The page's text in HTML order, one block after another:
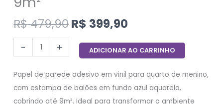
R$479,90R$ 399,90
- + ADICIONAR AO CARRINHO
Papel de parede adesivo em vinil para quarto de menino,
com estampa de balões em fundo azul aquarela,
cobrindo até 9m². Ideal para transformar o ambiente